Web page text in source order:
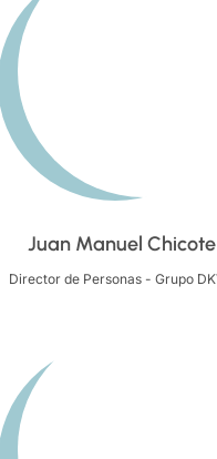
Juan Manuel
Director de Personas - Grupo